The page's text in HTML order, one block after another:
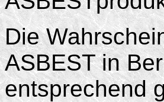
Die
ASBEST in
entsprechend